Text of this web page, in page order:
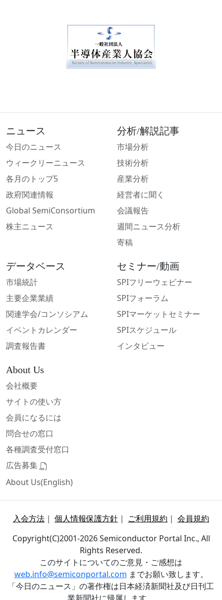
ニュース
今日のニュース
ウィークリーニュース
各月のトップ5
政府関連情報
Global SemiConsortium
株主ニュース
分析/解説記事
市場分析
技術分析
産業分析
経営者に聞く
会議報告
週間ニュース分析
寄稿
データベース
市場統計
主要企業業績
関連学会/コンソシアム
イベントカレンダー
調査報告書
セミナー/動画
SPIフリーウェビナー
SPIフォーラム
SPIマーケットセミナー
SPIスケジュール
インタビュー
About Us
会社概要
サイトの使い方
会員になるには
問合せの窓口
各種調査受付窓口
広告募集
About Us(English)
入会方法 ｜ 個人情報保護方針 ｜ ご利用規約 ｜ 会員規約
Copyright(C)2001-2026 Semiconductor Portal Inc., All
Rights Reserved.
このサイトについてのご意見・ご感想は
web.info@semiconportal.com までお願い致します。
「今日のニュース」の著作権は日本経済新聞社及び日刊工